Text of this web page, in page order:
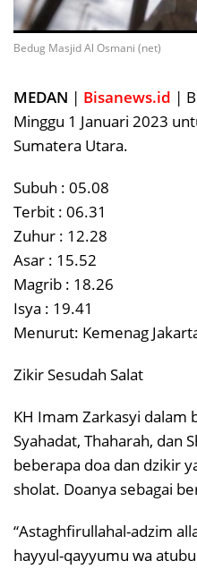
Bedug Masjid Al Osmani (net)
MEDAN | Bisanews.id |
Minggu 1 Januari 2023
Sumatera Utara.
Subuh : 05.08
Terbit : 06.31
Zuhur : 12.28
Asar : 15.52
Magrib : 18.26
Isya : 19.41
Menurut: Kemenag
Zikir Sesudah Salat
KH Imam Zarkasyi dalam
Syahadat, Thaharah, dan
beberapa doa dan dzikir
sholat. Doanya sebagai
“Astaghfirullahal-adzim
hayyul-qayyumu wa atubu